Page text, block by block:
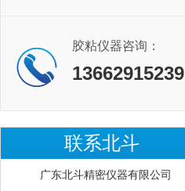
胶粘仪器咨询：
13662915239
联系北斗
广东北斗精密仪器有限公司